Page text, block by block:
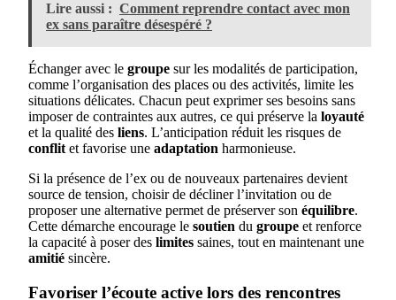
Lire aussi : Comment reprendre contact avec mon
ex sans paraître désespéré ?
Échanger avec le groupe sur les modalités de participation,
comme l’organisation des places ou des activités, limite les
situations délicates. Chacun peut exprimer ses besoins sans
imposer de contraintes aux autres, ce qui préserve la loyauté
et la qualité des liens. L’anticipation réduit les risques de
conflit et favorise une adaptation harmonieuse.
Si la présence de l’ex ou de nouveaux partenaires devient
source de tension, choisir de décliner l’invitation ou de
proposer une alternative permet de préserver son équilibre.
Cette démarche encourage le soutien du groupe et renforce
la capacité à poser des limites saines, tout en maintenant une
amitié sincère.
Favoriser l’écoute active lors des rencontres